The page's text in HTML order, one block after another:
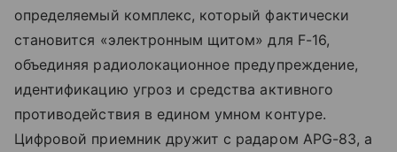
определяемый комплекс, который фактически
становится «электронным щитом» для F-16,
объединяя радиолокационное предупреждение,
идентификацию угроз и средства активного
противодействия в едином умном контуре.
Цифровой приемник дружит с радаром APG-83, а